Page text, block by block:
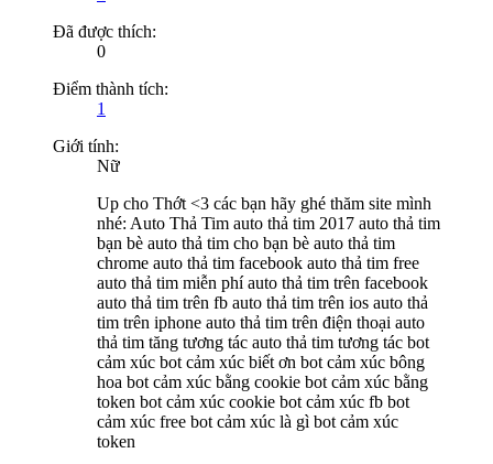
Đã được thích:
0
Điểm thành tích:
1
Giới tính:
Nữ
Up cho Thớt <3 các bạn hãy ghé thăm site mình
nhé: Auto Thả Tim auto thả tim 2017 auto thả tim
bạn bè auto thả tim cho bạn bè auto thả tim
chrome auto thả tim facebook auto thả tim free
auto thả tim miễn phí auto thả tim trên facebook
auto thả tim trên fb auto thả tim trên ios auto thả
tim trên iphone auto thả tim trên điện thoại auto
thả tim tăng tương tác auto thả tim tương tác bot
cảm xúc bot cảm xúc biết ơn bot cảm xúc bông
hoa bot cảm xúc bằng cookie bot cảm xúc bằng
token bot cảm xúc cookie bot cảm xúc fb bot
cảm xúc free bot cảm xúc là gì bot cảm xúc
token